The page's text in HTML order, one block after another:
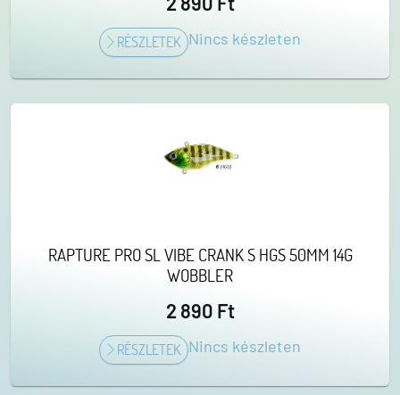
RÉSZLETEK Nincs készleten
RAPTURE PRO SL VIBE CRANK S HGS 50MM 14G
WOBBLER
2 890 Ft
RÉSZLETEK Nincs készleten